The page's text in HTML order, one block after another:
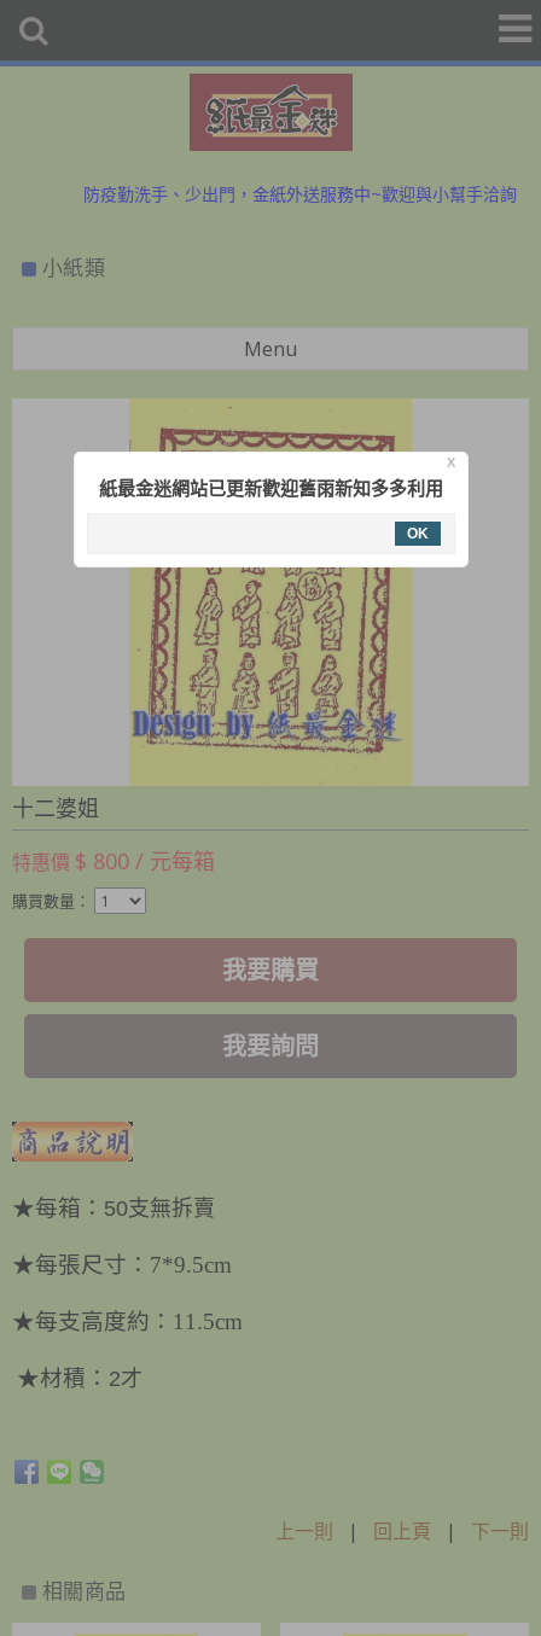
初二、十六拜拜金紙香燭外送、宅配服務歡迎預購洽詢
防疫勤洗手、少出門，金紙外送服務中~歡迎與小幫手洽詢
防疫勤洗手、少出門，金紙外送服務中~歡迎與小幫手洽詢
小紙類
Menu
十二婆姐
特惠價 $ 800 / 元每箱
購買數量：
我要購買
我要詢問
★每箱： 50支無拆賣
★每張尺寸：7*9.5cm
★每支高度約：11.5cm
★材積： 2才
上一則 | 回上頁 | 下一則
相關商品
X
紙最金迷網站已更新歡迎舊雨新知多多利用
OK